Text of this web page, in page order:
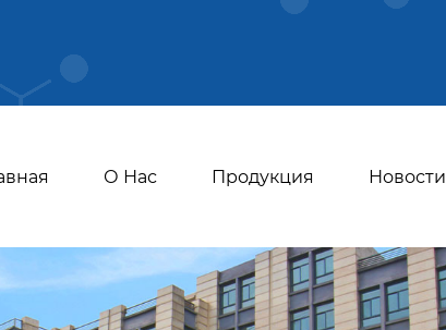
О Нас Продукция Новости